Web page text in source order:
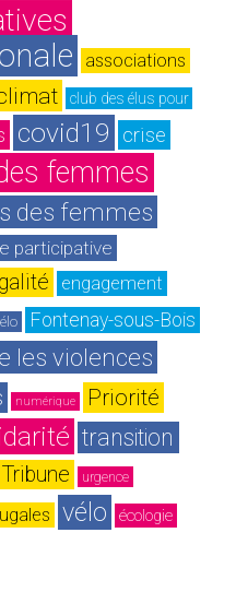
associations
club des élus pour
covid19 crise
femmes
des femmes
participative
engagement
Fontenay-sous-Bois
les violences
numérique Priorité
transition
Tribune urgence
vélo écologie